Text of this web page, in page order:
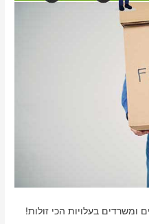
ומשרדים בעלויות הכי זולות!